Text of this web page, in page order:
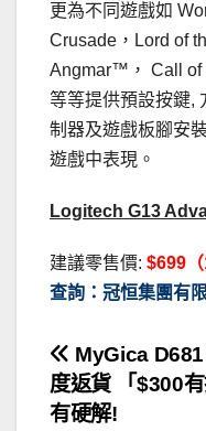
更為不同遊戲如
Crusade，Lord of
Angmar™， Call of
等等提供預設按鍵,
制器及遊戲板腳安
遊戲中表現。
Logitech G13
建議零售價: $699（
查詢：冠恒集團有
文
章
MyGica
度返貨 「$300有
有硬解!